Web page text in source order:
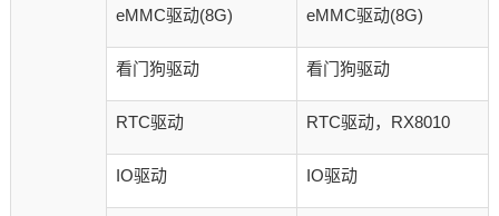
eMMC驱动(8G) eMMC驱动(8G)
看门狗驱动 看门狗驱动
RTC驱动 RTC驱动，RX8010
IO驱动 IO驱动